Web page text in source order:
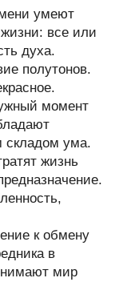
умеют
все или
духа.
полутонов.
момент
складом ума.
жизнь
к обмену
в
мир